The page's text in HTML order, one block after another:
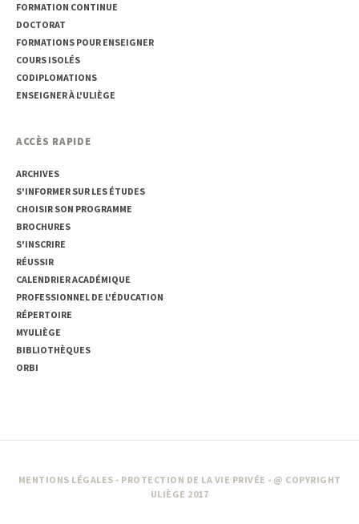
FORMATION CONTINUE
DOCTORAT
FORMATIONS POUR ENSEIGNER
COURS ISOLÉS
CODIPLOMATIONS
ENSEIGNER À L'ULIÈGE
ACCÈS RAPIDE
ARCHIVES
S'INFORMER SUR LES ÉTUDES
CHOISIR SON PROGRAMME
BROCHURES
S'INSCRIRE
RÉUSSIR
CALENDRIER ACADÉMIQUE
PROFESSIONNEL DE L'ÉDUCATION
RÉPERTOIRE
MYULIÈGE
BIBLIOTHÈQUES
ORBI
MENTIONS LÉGALES - PROTECTION DE LA VIE PRIVÉE - @ COPYRIGHT
ULIÈGE 2017